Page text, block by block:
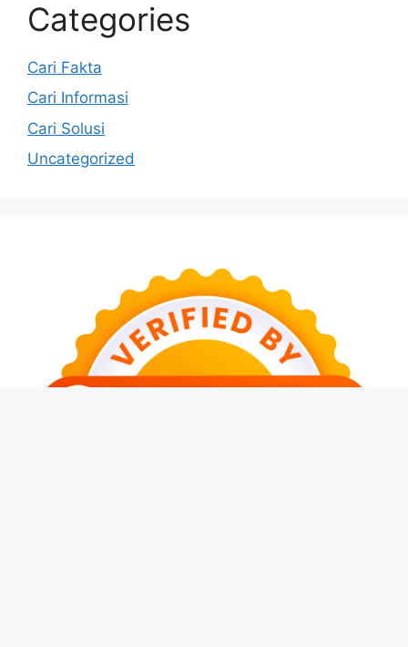
Categories
Cari Fakta
Cari Informasi
Cari Solusi
Uncategorized